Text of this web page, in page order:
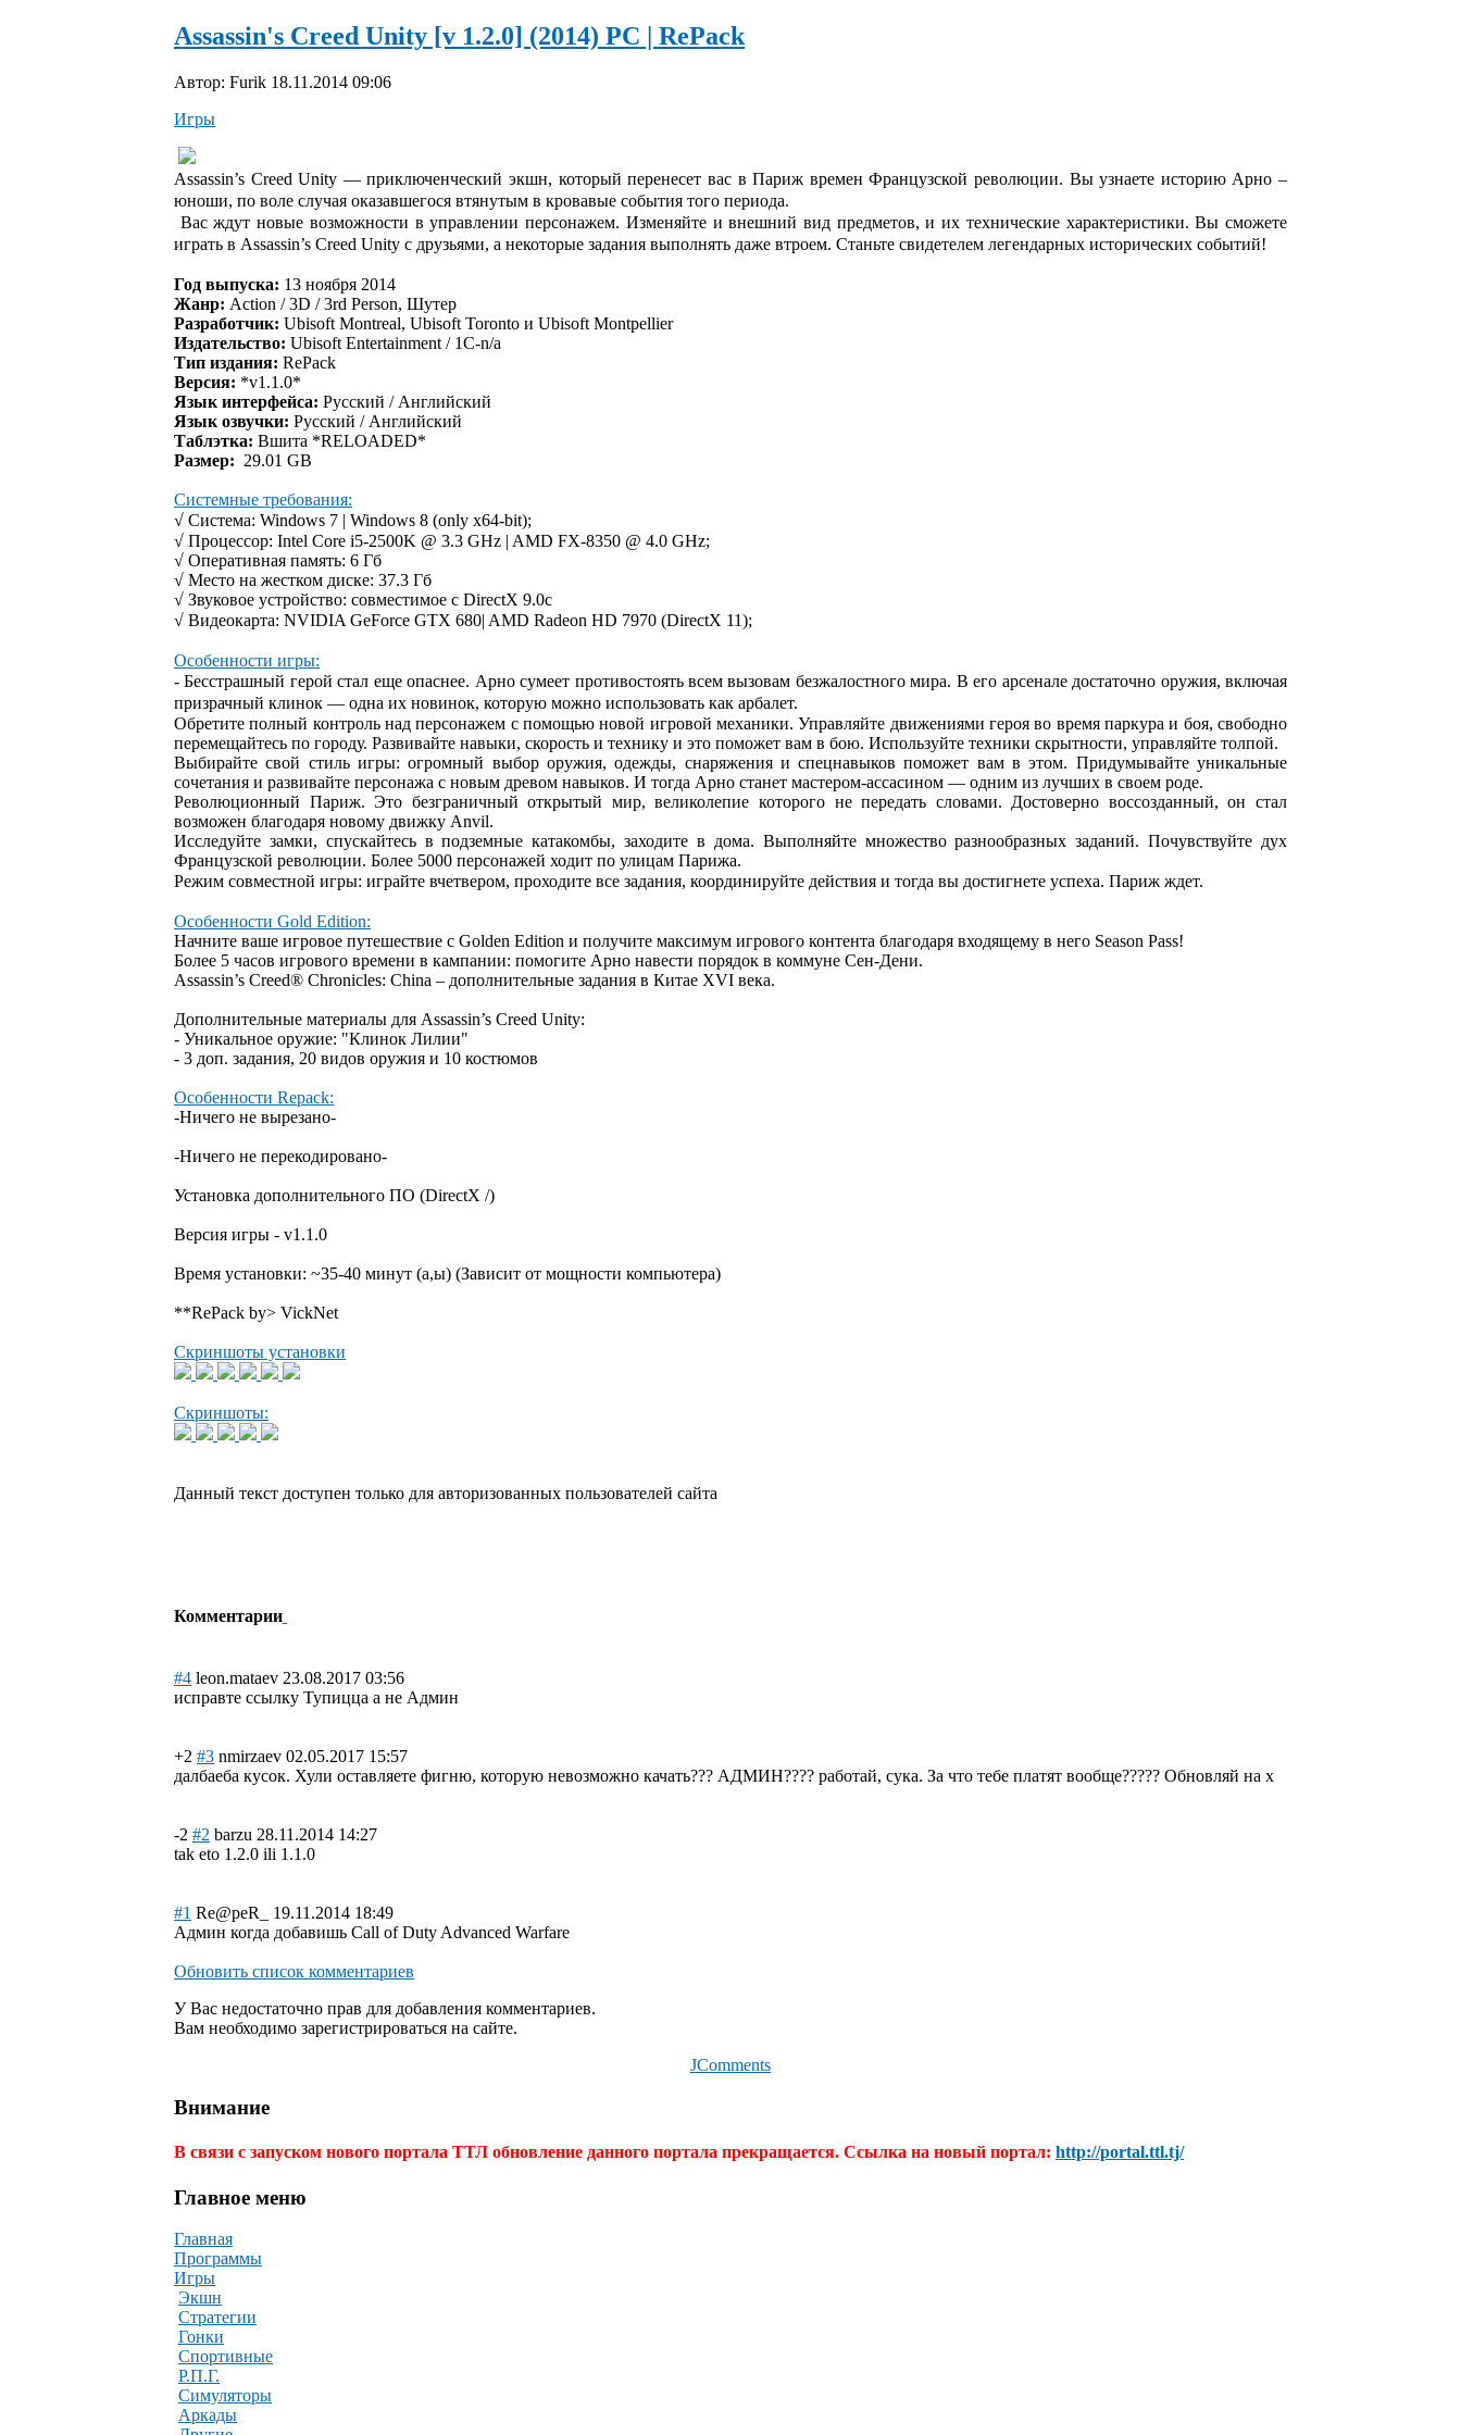
Assassin's Creed Unity [v 1.2.0] (2014) PC | RePack
Автор: Furik 18.11.2014 09:06
Игры
Assassin’s Creed Unity — приключенческий экшн, который перенесет вас в Париж времен Французской революции. Вы узнаете историю Арно –
юноши, по воле случая оказавшегося втянутым в кровавые события того периода.
Вас ждут новые возможности в управлении персонажем. Изменяйте и внешний вид предметов, и их технические характеристики. Вы сможете
играть в Assassin’s Creed Unity с друзьями, а некоторые задания выполнять даже втроем. Станьте свидетелем легендарных исторических событий!
Год выпуска: 13 ноября 2014
Жанр: Action / 3D / 3rd Person, Шутер
Разработчик: Ubisoft Montreal, Ubisoft Toronto и Ubisoft Montpellier
Издательство: Ubisoft Entertainment / 1С-n/a
Тип издания: RePack
Версия: *v1.1.0*
Язык интерфейса: Русский / Английский
Язык озвучки: Русский / Английский
Таблэтка: Bшита *RELOADED*
Размер: 29.01 GB
Системные требования:
√ Система: Windows 7 | Windows 8 (only x64-bit);
√ Процессор: Intel Core i5-2500K @ 3.3 GHz | AMD FX-8350 @ 4.0 GHz;
√ Оперативная память: 6 Гб
√ Место на жестком диске: 37.3 Гб
√ Звуковое устройство: совместимое с DirectX 9.0c
√ Видеокарта: NVIDIA GeForce GTX 680| AMD Radeon HD 7970 (DirectX 11);
Особенности игры:
- Бесстрашный герой стал еще опаснее. Арно сумеет противостоять всем вызовам безжалостного мира. В его арсенале достаточно оружия, включая
призрачный клинок — одна их новинок, которую можно использовать как арбалет.
Обретите полный контроль над персонажем с помощью новой игровой механики. Управляйте движениями героя во время паркура и боя, свободно
перемещайтесь по городу. Развивайте навыки, скорость и технику и это поможет вам в бою. Используйте техники скрытности, управляйте толпой.
Выбирайте свой стиль игры: огромный выбор оружия, одежды, снаряжения и спецнавыков поможет вам в этом. Придумывайте уникальные
сочетания и развивайте персонажа с новым древом навыков. И тогда Арно станет мастером-ассасином — одним из лучших в своем роде.
Революционный Париж. Это безграничный открытый мир, великолепие которого не передать словами. Достоверно воссозданный, он стал
возможен благодаря новому движку Anvil.
Исследуйте замки, спускайтесь в подземные катакомбы, заходите в дома. Выполняйте множество разнообразных заданий. Почувствуйте дух
Французской революции. Более 5000 персонажей ходит по улицам Парижа.
Режим совместной игры: играйте вчетвером, проходите все задания, координируйте действия и тогда вы достигнете успеха. Париж ждет.
Особенности Gold Edition:
Начните ваше игровое путешествие с Golden Edition и получите максимум игрового контента благодаря входящему в него Season Pass!
Более 5 часов игрового времени в кампании: помогите Арно навести порядок в коммуне Сен-Дени.
Assassin’s Creed® Chronicles: China – дополнительные задания в Китае XVI века.
Дополнительные материалы для Assassin’s Creed Unity:
- Уникальное оружие: "Клинок Лилии"
- 3 доп. задания, 20 видов оружия и 10 костюмов
Особенности Repack:
-Ничего не вырезано-
-Ничего не перекодировано-
Установка дополнительного ПО (DirectX /)
Версия игры - v1.1.0
Время установки: ~35-40 минут (а,ы) (Зависит от мощности компьютера)
**RePack by> VickNet
Скриншоты установки
Скриншоты:
Данный текст доступен только для авторизованных пользователей сайта
Комментарии
#4 leon.mataev 23.08.2017 03:56
исправте ссылку Тупицца а не Админ
+2 #3 nmirzaev 02.05.2017 15:57
далбаеба кусок. Хули оставляете фигню, которую невозможно качать??? АДМИН???? работай, сука. За что тебе платят вообще????? Обновляй на х
-2 #2 barzu 28.11.2014 14:27
tak eto 1.2.0 ili 1.1.0
#1 Re@peR_
19.11.2014 18:49
Админ когда добавишь Call of Duty Advanced Warfare
Обновить список комментариев
У Вас недостаточно прав для добавления комментариев.
Вам необходимо зарегистрироваться на сайте.
JComments
Внимание
В связи с запуском нового портала ТТЛ обновление данного портала прекращается. Ссылка на новый портал: http://portal.ttl.tj/
Главное меню
Главная
Программы
Игры
Экшн
Стратегии
Гонки
Спортивные
Р.П.Г.
Симуляторы
Аркады